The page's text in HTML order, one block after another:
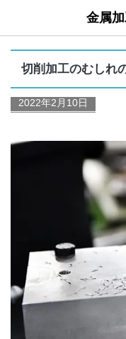
金属
切削加工のむしれ
2022年2月10日